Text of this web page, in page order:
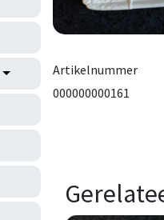
Artikelnummer
000000000161